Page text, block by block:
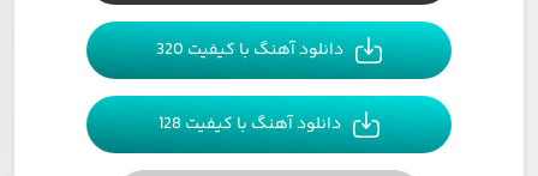
دانلود آهنگ با کیفیت 320
دانلود آهنگ با کیفیت 128